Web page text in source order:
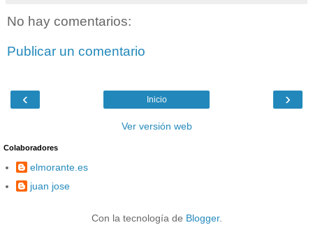
No hay comentarios:
Publicar un comentario
‹ ›
Inicio
Ver versión web
Colaboradores
elmorante.es
juan jose
Con la tecnología de Blogger.